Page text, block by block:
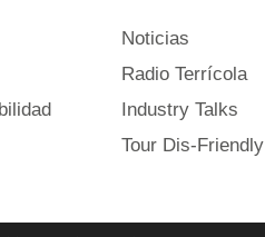
Noticias
Radio Terrícola
Industry Talks
Tour Dis-Friendly